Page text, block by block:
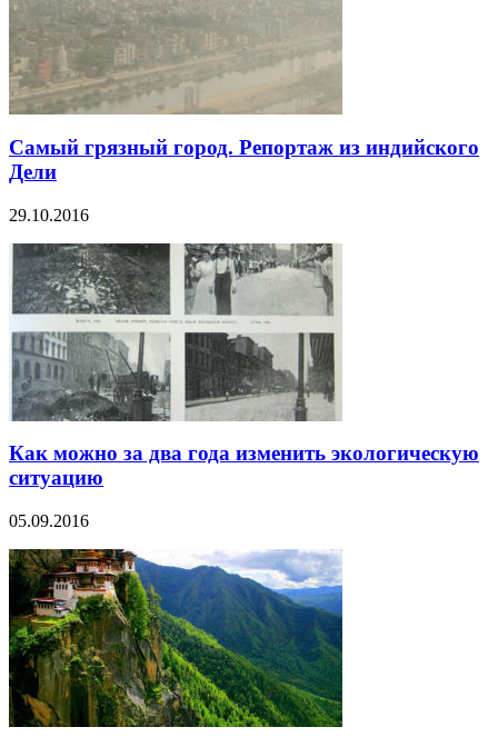
Самый грязный город. Репортаж из индийского
Дели
29.10.2016
Как можно за два года изменить экологическую
ситуацию
05.09.2016